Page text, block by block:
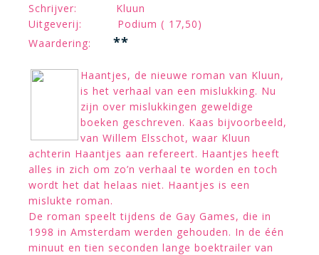
Schrijver: Kluun
Uitgeverij: Podium ( 17,50)
Waardering:
**
Haantjes, de nieuwe roman van Kluun,
is het verhaal van een mislukking. Nu
zijn over mislukkingen geweldige
boeken geschreven. Kaas bijvoorbeeld,
van Willem Elsschot, waar Kluun
achterin Haantjes aan refereert. Haantjes heeft
alles in zich om zo’n verhaal te worden en toch
wordt het dat helaas niet. Haantjes is een
mislukte roman.
De roman speelt tijdens de Gay Games, die in
1998 in Amsterdam werden gehouden. In de één
minuut en tien seconden lange boektrailer van